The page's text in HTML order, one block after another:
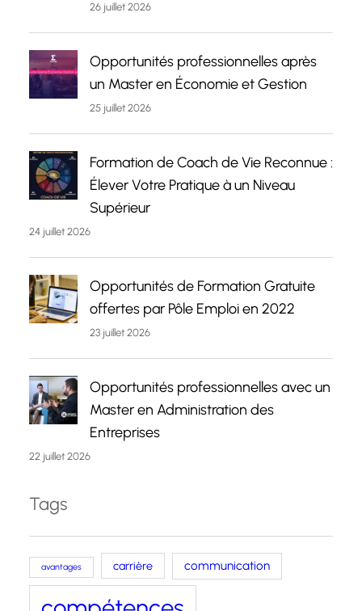
26 juillet 2026
Opportunités professionnelles après
un Master en Économie et Gestion
25 juillet 2026
Formation de Coach de Vie Reconnue :
Élever Votre Pratique à un Niveau
Supérieur
24 juillet 2026
Opportunités de Formation Gratuite
offertes par Pôle Emploi en 2022
23 juillet 2026
Opportunités professionnelles avec un
Master en Administration des
Entreprises
22 juillet 2026
Tags
avantages carrière communication